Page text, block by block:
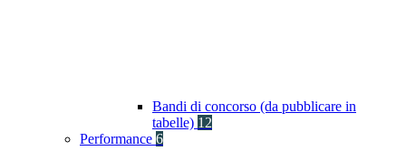
Bandi di concorso (da pubblicare in
tabelle) 12
Performance 6